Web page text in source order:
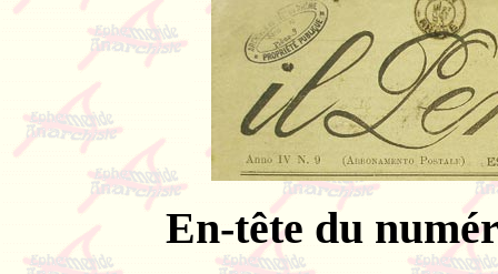
En-tête du